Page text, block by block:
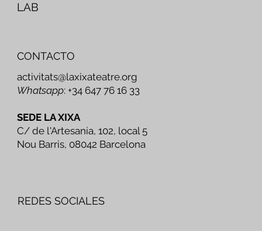
LAB
CONTACTO
activitats@laxixateatre.org
Whatsapp: +34 647 76 16 33
SEDE LA XIXA
C/ de l'Artesania, 102, local 5
Nou Barris, 08042 Barcelona
REDES SOCIALES